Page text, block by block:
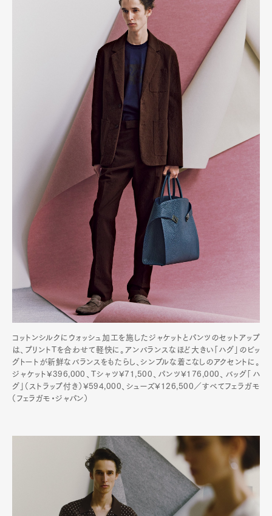
コットンシルクにウォッシュ加工を施したジャケットとパンツのセットアップ
は、プリントTを合わせて軽快に。アンバランスなほど大きい「ハグ」のビッ
グトートが新鮮なバランスをもたらし、シンプルな着こなしのアクセントに。
ジャケット¥396,000、Tシャツ¥71,500、パンツ¥176,000、バッグ「ハ
グ」（ストラップ付き）¥594,000、シューズ¥126,500／すべてフェラガモ
（フェラガモ・ジャパン）